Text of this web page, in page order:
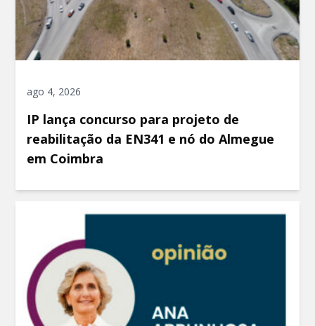
ago 4, 2026
IP lança concurso para projeto de
reabilitação da EN341 e nó do Almegue
em Coimbra